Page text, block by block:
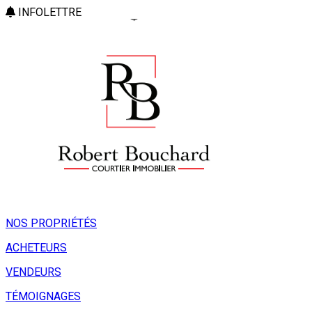
INFOLETTRE
NOS PROPRIÉTÉS
ACHETEURS
VENDEURS
TÉMOIGNAGES